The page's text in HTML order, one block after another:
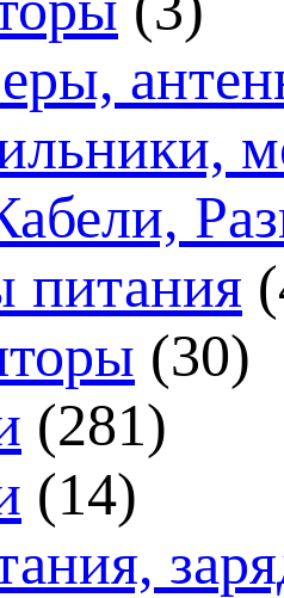
питания
(30)
(281)
(14)